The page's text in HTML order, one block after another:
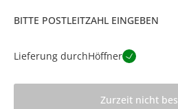
BITTE POSTLEITZAHL EINGEBEN
Lieferung durchHöffner
Zurzeit nicht